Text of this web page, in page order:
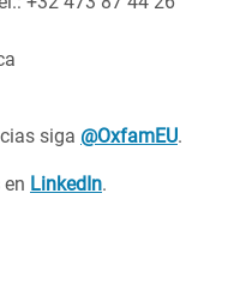
siga @OxfamEU.
LinkedIn.